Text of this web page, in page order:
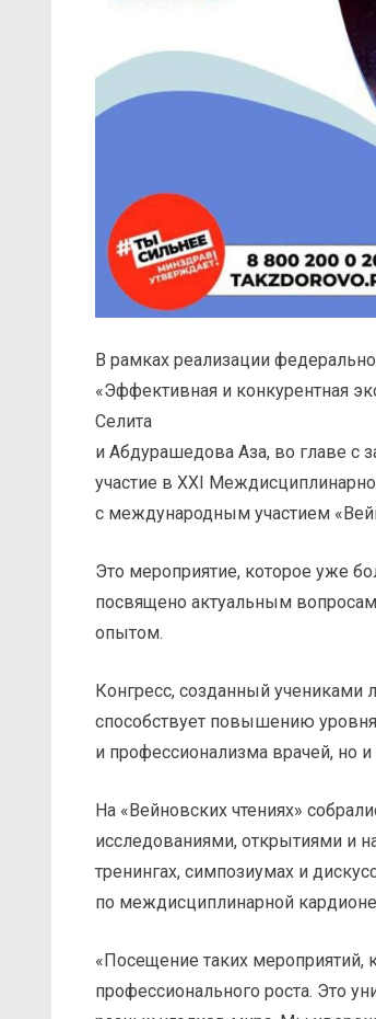
В рамках реализации
«Эффективная и конкурентная
Селита
и Абдурашедова Аза, во главе
участие в XXI
с международным участием
Это мероприятие, которое уже
посвящено актуальным
опытом.
Конгресс, созданный учениками
способствует повышению
и профессионализма врачей, но
На «Вейновских чтениях»
исследованиями, открытиями и
тренингах, симпозиумах и
по междисциплинарной
«Посещение таких мероприятий,
профессионального роста. Это